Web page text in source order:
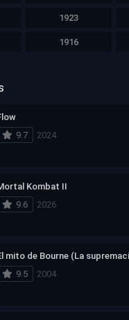
1923
1916
9.7
2024
Kombat II
9.6
2026
mito de Bourne (La
9.5
2004